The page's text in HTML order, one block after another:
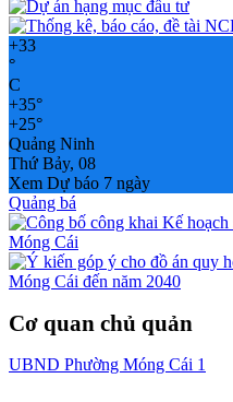
+33
°
C
+35°
+25°
Quảng Ninh
Thứ Bảy, 08
Xem Dự báo 7 ngày
Quảng bá
Cơ quan chủ quản
UBND Phường Móng Cái 1